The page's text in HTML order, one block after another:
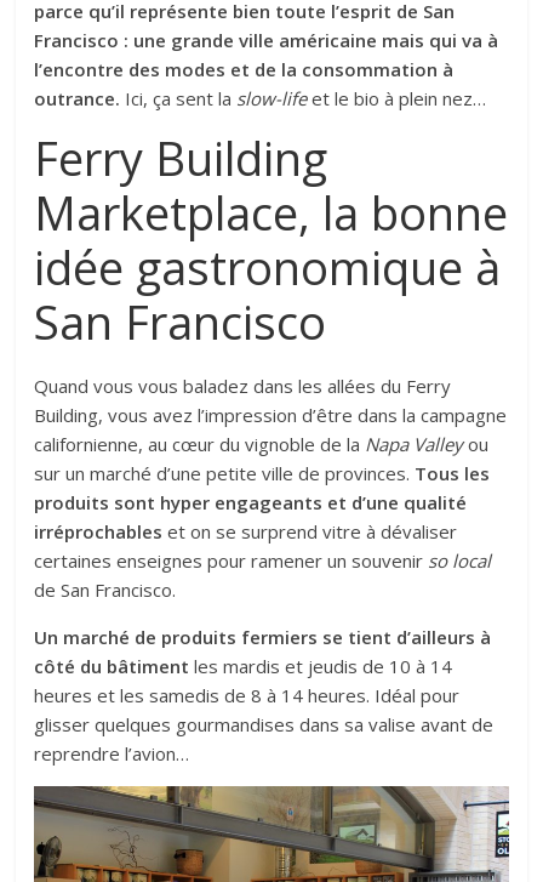
parce qu’il représente bien toute l’esprit de San
Francisco : une grande ville américaine mais qui va à
l’encontre des modes et de la consommation à
outrance. Ici, ça sent la slow-lifeet le bio à plein nez…
Ferry Building
Marketplace, la bonne
idée gastronomique à
San Francisco
Quand vous vous baladez dans les allées du Ferry
Building, vous avez l’impression d’être dans la campagne
californienne, au cœur du vignoble de la Napa Valleyou
sur un marché d’une petite ville de provinces. Tous les
produits sont hyper engageants et d’une qualité
irréprochables et on se surprend vitre à dévaliser
certaines enseignes pour ramener un souvenir so local
de San Francisco.
Un marché de produits fermiers se tient d’ailleurs à
côté du bâtiment les mardis et jeudis de 10 à 14
heures et les samedis de 8 à 14 heures. Idéal pour
glisser quelques gourmandises dans sa valise avant de
reprendre l’avion…